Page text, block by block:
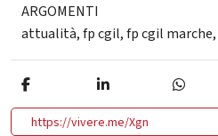
ARGOMENTI
attualità,fp cgil,fp cgil marche,
https://vivere.me/Xgn